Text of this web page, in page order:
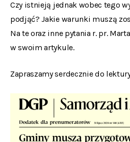
Czy istnieją jednak wobec tego
podjąć? Jakie warunki muszą
Na te oraz inne pytania r. pr.
w swoim artykule.
Zapraszamy serdecznie do